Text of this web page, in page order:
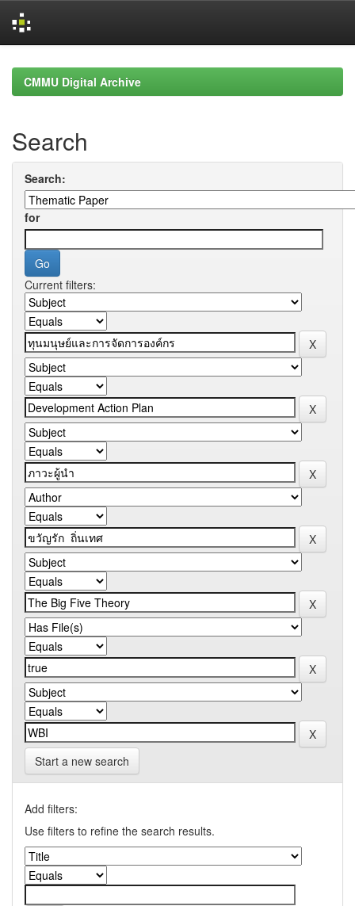
navigationCMMU Digital Archive
Search
Search:
for
Current filters:
Start a new search
Add filters:
Use filters to refine the search results.